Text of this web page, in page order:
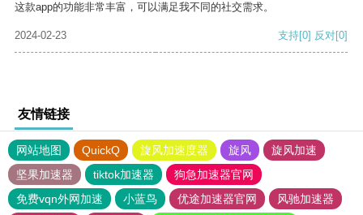
这款app的功能非常丰富，可以满足我不同的社交需求。
2024-02-23 支持[0] 反对[0]
友情链接
网站地图 QuickQ 旋风加速度器 旋风
旋风加速
坚果加速器
tiktok加速器
狗急加速器官网
免费vqn外网加速
小蓝鸟 优途加速器官网
风驰加速器